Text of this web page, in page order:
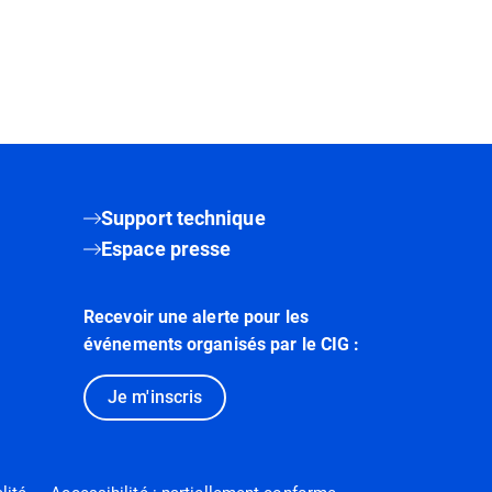
Support technique
Espace presse
Recevoir une alerte pour les
événements organisés par le CIG :
Je m'inscris